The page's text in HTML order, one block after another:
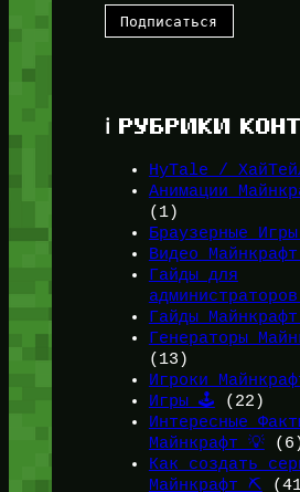
ℹ️ РУБРИКИ
HyTale /
Анимации
(1)
Браузерные
Видео
Гайды для
Гайды
Генераторы
(13)
Игроки
Игры 🕹️ (22)
Интересные
Майнкрафт 💡
Как создать
Майнкрафт ⛏️